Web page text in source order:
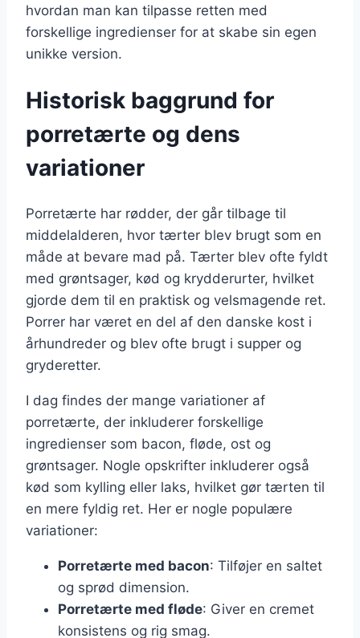
hvordan man kan tilpasse retten med
forskellige ingredienser for at skabe sin egen
unikke version.
Historisk baggrund for
porretærte og dens
variationer
Porretærte har rødder, der går tilbage til
middelalderen, hvor tærter blev brugt som en
måde at bevare mad på. Tærter blev ofte fyldt
med grøntsager, kød og krydderurter, hvilket
gjorde dem til en praktisk og velsmagende ret.
Porrer har været en del af den danske kost i
århundreder og blev ofte brugt i supper og
gryderetter.
I dag findes der mange variationer af
porretærte, der inkluderer forskellige
ingredienser som bacon, fløde, ost og
grøntsager. Nogle opskrifter inkluderer også
kød som kylling eller laks, hvilket gør tærten til
en mere fyldig ret. Her er nogle populære
variationer:
Porretærte med bacon: Tilføjer en saltet
og sprød dimension.
Porretærte med fløde: Giver en cremet
konsistens og rig smag.